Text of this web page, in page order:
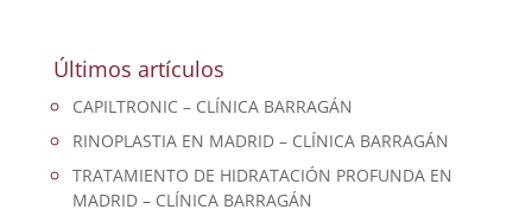
Últimos artículos
CAPILTRONIC – CLÍNICA BARRAGÁN
RINOPLASTIA EN MADRID – CLÍNICA BARRAGÁN
TRATAMIENTO DE HIDRATACIÓN PROFUNDA EN
MADRID – CLÍNICA BARRAGÁN